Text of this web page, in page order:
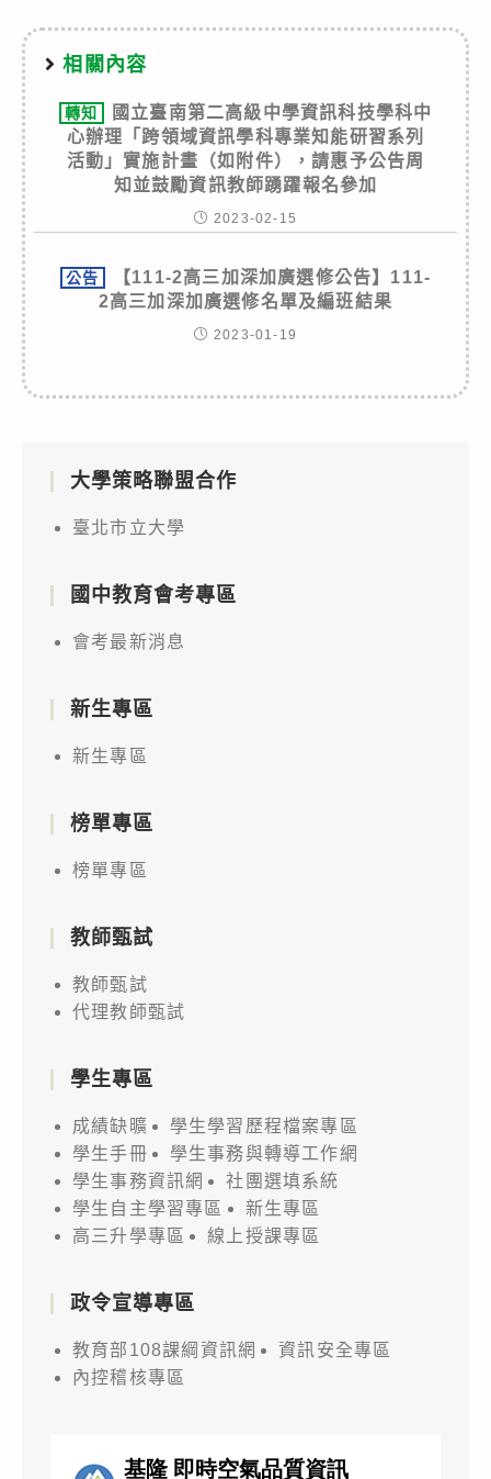
相關內容
轉知
國立臺南第二高級中學資訊科技學科中
心辦理「跨領域資訊學科專業知能研習系列
活動」實施計畫（如附件），請惠予公告周
知並鼓勵資訊教師踴躍報名參加
2023-02-15
公告
【111-2高三加深加廣選修公告】111-
2高三加深加廣選修名單及編班結果
2023-01-19
大學策略聯盟合作
臺北市立大學
國中教育會考專區
會考最新消息
新生專區
新生專區
榜單專區
榜單專區
教師甄試
教師甄試
代理教師甄試
學生專區
成績缺曠
學生學習歷程檔案專區
學生手冊
學生事務與轉導工作網
學生事務資訊網
社團選填系統
學生自主學習專區
新生專區
高三升學專區
線上授課專區
政令宣導專區
教育部108課綱資訊網
資訊安全專區
內控稽核專區